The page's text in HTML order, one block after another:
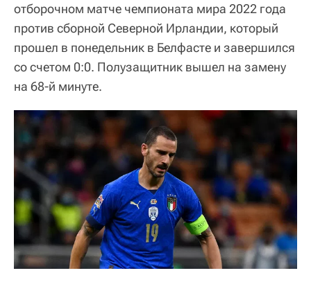
отборочном матче чемпионата мира 2022 года
против сборной Северной Ирландии, который
прошел в понедельник в Белфасте и завершился
со счетом 0:0. Полузащитник вышел на замену
на 68-й минуте.